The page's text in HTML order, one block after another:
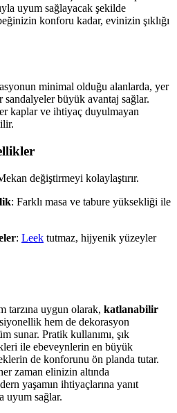
uyum sağlayacak şekilde
konforu kadar, evinizin şıklığı
minimal olduğu alanlarda, yer
büyük avantaj sağlar.
kaplar ve ihtiyaç duyulmayan
değiştirmeyi kolaylaştırır.
: Farklı masa ve tabure yüksekliği ile
: Leek tutmaz, hijyenik yüzeyler
tarzına uygun olarak, katlanabilir
hem de dekorasyon
sunar. Pratik kullanımı, şık
ile ebeveynlerin en büyük
de konforunu ön planda tutar.
zaman elinizin altında
yaşamın ihtiyaçlarına yanıt
uyum sağlar.